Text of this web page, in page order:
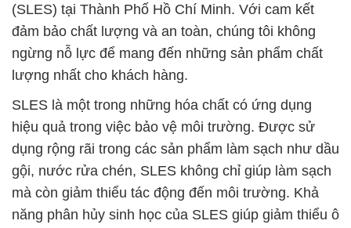
(SLES) tại Thành Phố Hồ Chí Minh. Với cam kết
đảm bảo chất lượng và an toàn, chúng tôi không
ngừng nỗ lực để mang đến những sản phẩm chất
lượng nhất cho khách hàng.
SLES là một trong những hóa chất có ứng dụng
hiệu quả trong việc bảo vệ môi trường. Được sử
dụng rộng rãi trong các sản phẩm làm sạch như dầu
gội, nước rửa chén, SLES không chỉ giúp làm sạch
mà còn giảm thiểu tác động đến môi trường. Khả
năng phân hủy sinh học của SLES giúp giảm thiểu ô